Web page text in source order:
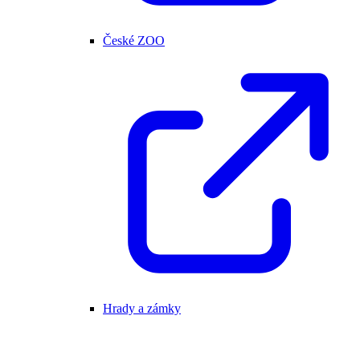
České ZOO
Hrady a zámky